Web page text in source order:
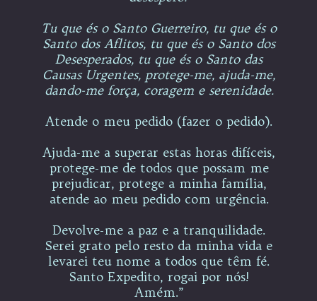
Tu que és o Santo Guerreiro, tu que és o
Santo dos Aflitos, tu que és o Santo dos
Desesperados, tu que és o Santo das
Causas Urgentes, protege-me, ajuda-me,
dando-me força, coragem e serenidade.
Atende o meu pedido (fazer o pedido).
Ajuda-me a superar estas horas difíceis,
protege-me de todos que possam me
prejudicar, protege a minha família,
atende ao meu pedido com urgência.
Devolve-me a paz e a tranquilidade.
Serei grato pelo resto da minha vida e
levarei teu nome a todos que têm fé.
Santo Expedito, rogai por nós!
Amém.”